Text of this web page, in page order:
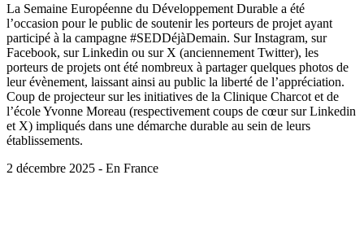
La Semaine Européenne du Développement Durable a été
l’occasion pour le public de soutenir les porteurs de projet ayant
participé à la campagne #SEDDéjàDemain. Sur Instagram, sur
Facebook, sur Linkedin ou sur X (anciennement Twitter), les
porteurs de projets ont été nombreux à partager quelques photos de
leur évènement, laissant ainsi au public la liberté de l’appréciation.
Coup de projecteur sur les initiatives de la Clinique Charcot et de
l’école Yvonne Moreau (respectivement coups de cœur sur Linkedin
et X) impliqués dans une démarche durable au sein de leurs
établissements.
2 décembre 2025 - En France